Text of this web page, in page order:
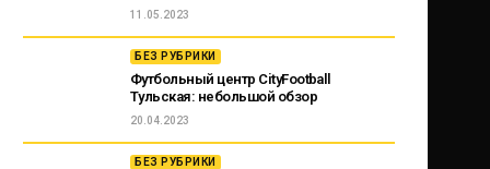
11.05.2023
БЕЗ РУБРИКИ
Футбольный центр CityFootball
Тульская: небольшой обзор
20.04.2023
БЕЗ РУБРИКИ